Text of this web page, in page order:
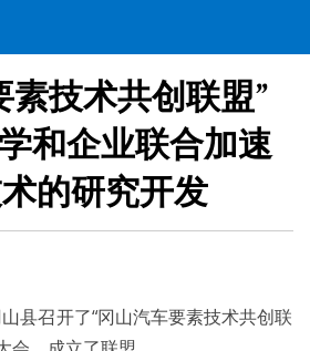
素技术共创联盟”
和企业联合加速
的研究开发
县召开了“冈山汽车要素技术共创联